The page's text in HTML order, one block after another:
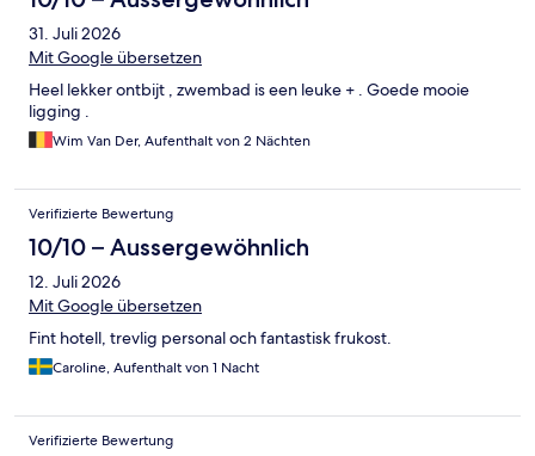
31. Juli 2026
Mit Google übersetzen
Heel lekker ontbijt , zwembad is een leuke + . Goede mooie
ligging .
Wim Van Der, Aufenthalt von 2 Nächten
Verifizierte Bewertung
10/10 – Aussergewöhnlich
12. Juli 2026
Mit Google übersetzen
Fint hotell, trevlig personal och fantastisk frukost.
Caroline, Aufenthalt von 1 Nacht
Verifizierte Bewertung